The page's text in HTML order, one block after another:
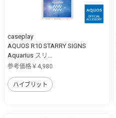
caseplay
AQUOS R10 STARRY SIGNS
Aquarius スリ...
参考価格￥4,980
ハイブリット